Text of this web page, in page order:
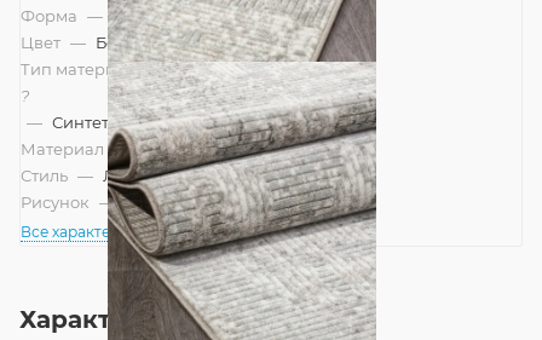
Форма — Прямоугольник
Цвет — Бежевый
Тип материала
?
— Синтетический
Материал — Полипропилен
Стиль — Лофт, Современный
Рисунок — Современный
Все характеристики
Характеристики